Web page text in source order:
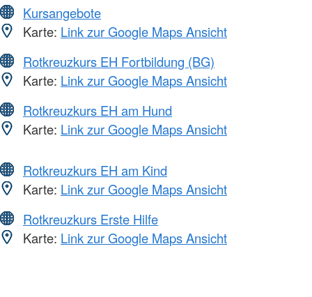
Kursangebote
Karte: Link zur Google Maps Ansicht
Rotkreuzkurs EH Fortbildung (BG)
Karte: Link zur Google Maps Ansicht
Rotkreuzkurs EH am Hund
Karte: Link zur Google Maps Ansicht
Rotkreuzkurs EH am Kind
Karte: Link zur Google Maps Ansicht
Rotkreuzkurs Erste Hilfe
Karte: Link zur Google Maps Ansicht